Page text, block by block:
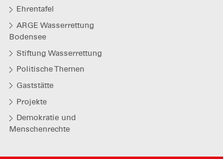
Ehrentafel
ARGE Wasserrettung
Bodensee
Stiftung Wasserrettung
Politische Themen
Gaststätte
Projekte
Demokratie und
Menschenrechte